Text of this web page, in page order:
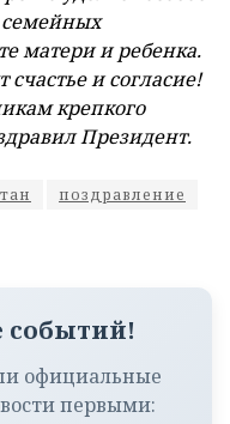
матери и ребенка.
и согласие!
крепкого
Президент.
поздравление
событий!
официальные
первыми: